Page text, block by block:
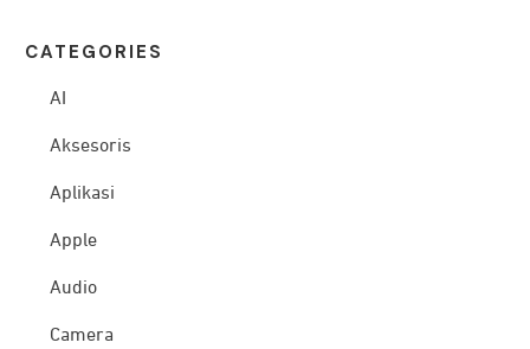
CATEG ORIES
AI
Aksesoris
Aplikasi
Apple
Audio
Camera